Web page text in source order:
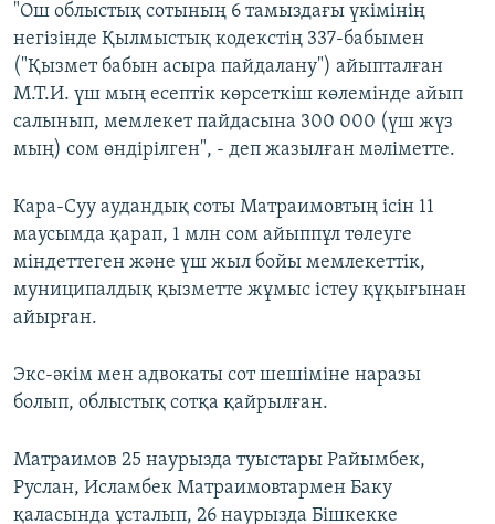
"Ош облыстық сотының 6 тамыздағы үкімінің
негізінде Қылмыстық кодекстің 337-бабымен
("Қызмет бабын асыра пайдалану") айыпталған
М.Т.И. үш мың есептік көрсеткіш көлемінде айып
салынып, мемлекет пайдасына 300 000 (үш жүз
мың) сом өндірілген", - деп жазылған мәліметте.
Кара-Суу аудандық соты Матраимовтың ісін 11
маусымда қарап, 1 млн сом айыппұл төлеуге
міндеттеген және үш жыл бойы мемлекеттік,
муниципалдық қызметте жұмыс істеу құқығынан
айырған.
Экс-әкім мен адвокаты сот шешіміне наразы
болып, облыстық сотқа қайрылған.
Матраимов 25 наурызда туыстары Райымбек,
Руслан, Исламбек Матраимовтармен Баку
қаласында ұсталып, 26 наурызда Бішкекке